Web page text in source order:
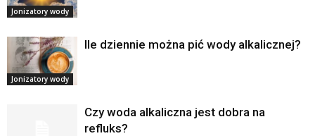
Jonizatory wody
Jonizatory wody
Ile dziennie można pić wody alkalicznej?
Czy woda alkaliczna jest dobra na
refluks?